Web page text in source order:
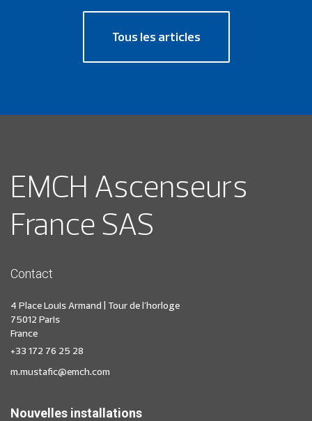
Tous les articles
EMCH Ascenseurs
France SAS
Contact
4 Place Louis Armand | Tour de l'horloge
75012 Paris
France
+33 172 76 25 28
m.mustafic@emch.com
Nouvelles installations